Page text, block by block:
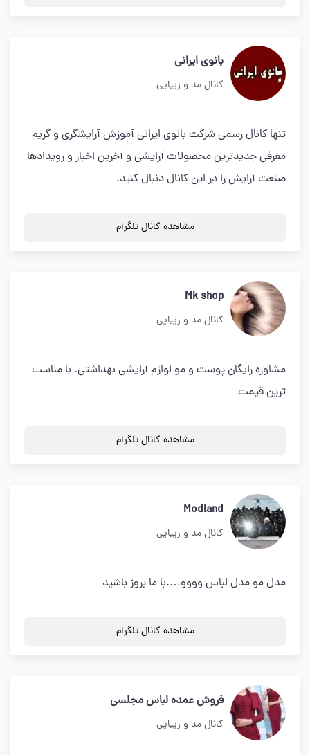
بانوی ایرانی
کانال مد و زیبایی
تنها کانال رسمی شرکت بانوی ایرانی آموزش آرایشگری و گریم
معرفی جدیدترین محصولات آرایشی و آخرین اخبار و رویدادها
صنعت آرایش را در این کانال دنبال کنید.
مشاهده کانال تلگرام
Mk shop
کانال مد و زیبایی
مشاوره رایگان پوست و مو لوازم آرایشی بهداشتی. با مناسب
ترین قیمت
مشاهده کانال تلگرام
Modland
کانال مد و زیبایی
مدل مو مدل لباس وووو….با ما بروز باشید
مشاهده کانال تلگرام
فروش عمده لباس مجلسی
کانال مد و زیبایی